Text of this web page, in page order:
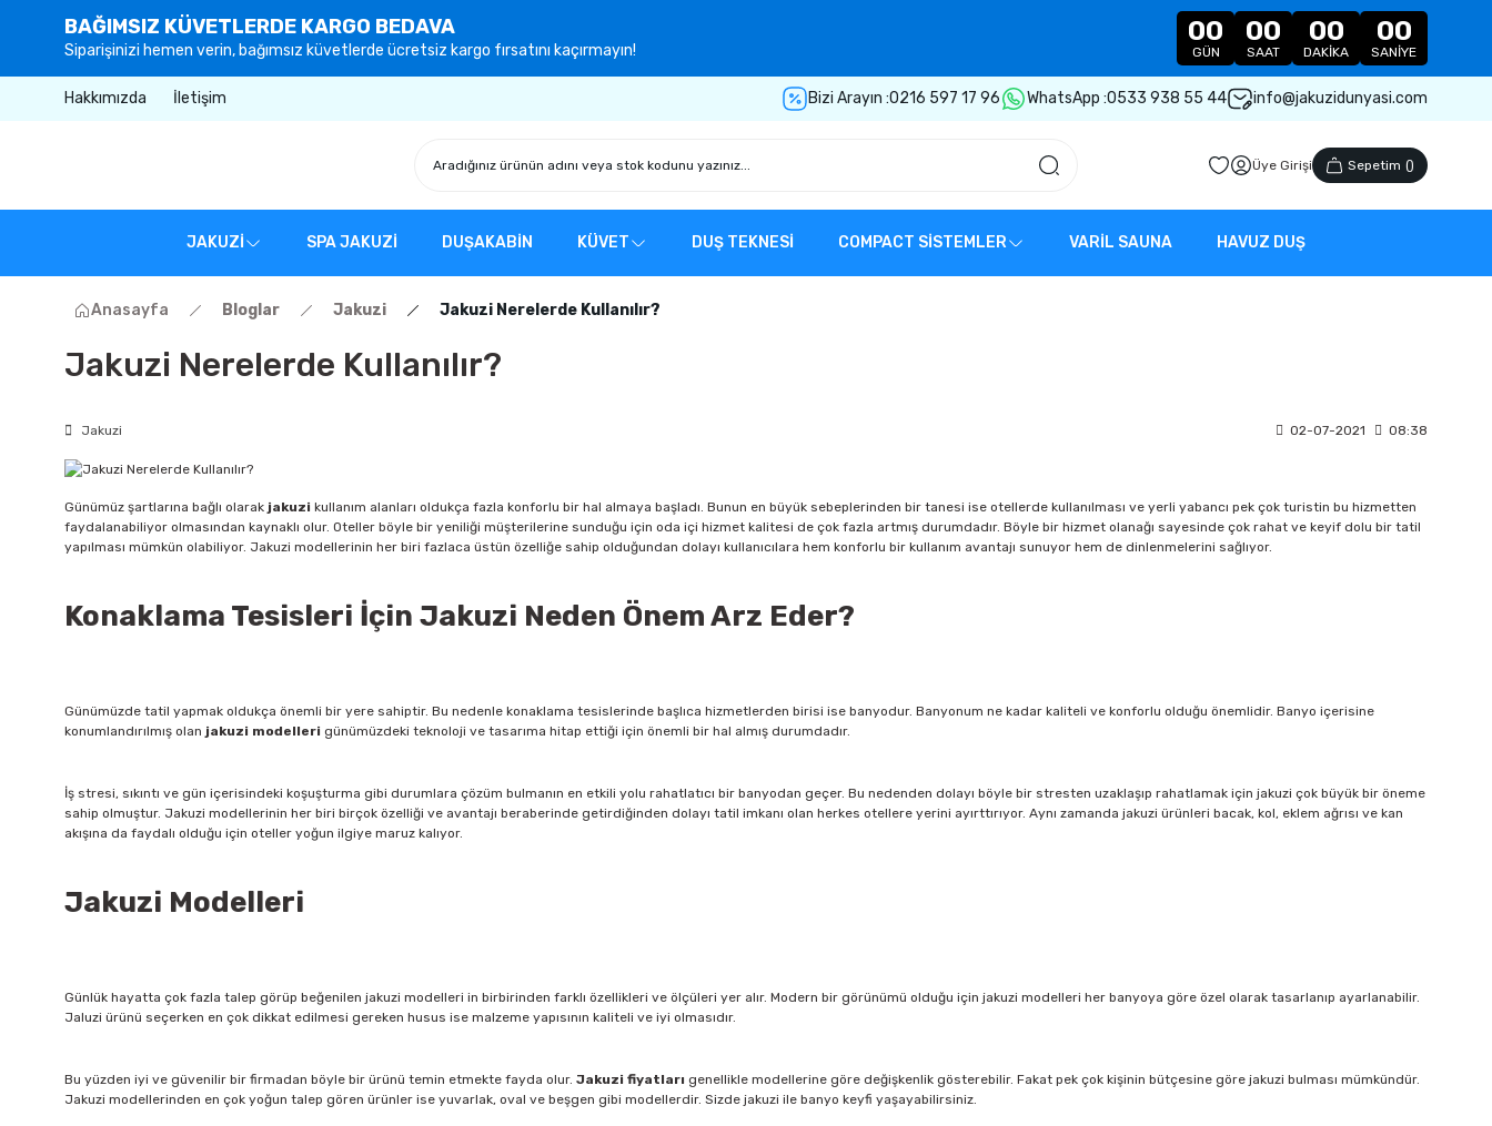
BAĞIMSIZ KÜVETLERDE KARGO BEDAVA
Siparişinizi hemen verin, bağımsız küvetlerde ücretsiz kargo fırsatını kaçırmayın!
00
GÜN
00
SAAT
00
DAKIKA
00
SANIYE
Hakkımızda İletişim Bizi Arayın :0216 597 17 96 WhatsApp :0533 938 55 44 info@jakuzidunyasi.com
Üye Girişi Sepetim ()
JAKUZİ SPA JAKUZİ DUŞAKABİN KÜVET DUŞ TEKNESİ COMPACT SİSTEMLER VARİL SAUNA HAVUZ DUŞ
Anasayfa Bloglar Jakuzi Jakuzi Nerelerde Kullanılır?
Jakuzi Nerelerde Kullanılır?
Jakuzi 02-07-2021 08:38
Günümüz şartlarına bağlı olarak jakuzi kullanım alanları oldukça fazla konforlu bir hal almaya başladı. Bunun en büyük sebeplerinden bir tanesi ise otellerde kullanılması ve yerli yabancı pek çok turistin bu hizmetten
faydalanabiliyor olmasından kaynaklı olur. Oteller böyle bir yeniliği müşterilerine sunduğu için oda içi hizmet kalitesi de çok fazla artmış durumdadır. Böyle bir hizmet olanağı sayesinde çok rahat ve keyif dolu bir tatil
yapılması mümkün olabiliyor. Jakuzi modellerinin her biri fazlaca üstün özelliğe sahip olduğundan dolayı kullanıcılara hem konforlu bir kullanım avantajı sunuyor hem de dinlenmelerini sağlıyor.
Konaklama Tesisleri İçin Jakuzi Neden Önem Arz Eder?
Günümüzde tatil yapmak oldukça önemli bir yere sahiptir. Bu nedenle konaklama tesislerinde başlıca hizmetlerden birisi ise banyodur. Banyonum ne kadar kaliteli ve konforlu olduğu önemlidir. Banyo içerisine
konumlandırılmış olan jakuzi modelleri günümüzdeki teknoloji ve tasarıma hitap ettiği için önemli bir hal almış durumdadır.
İş stresi, sıkıntı ve gün içerisindeki koşuşturma gibi durumlara çözüm bulmanın en etkili yolu rahatlatıcı bir banyodan geçer. Bu nedenden dolayı böyle bir stresten uzaklaşıp rahatlamak için jakuzi çok büyük bir öneme
sahip olmuştur. Jakuzi modellerinin her biri birçok özelliği ve avantajı beraberinde getirdiğinden dolayı tatil imkanı olan herkes otellere yerini ayırttırıyor. Aynı zamanda jakuzi ürünleri bacak, kol, eklem ağrısı ve kan
akışına da faydalı olduğu için oteller yoğun ilgiye maruz kalıyor.
Jakuzi Modelleri
Günlük hayatta çok fazla talep görüp beğenilen jakuzi modelleri in birbirinden farklı özellikleri ve ölçüleri yer alır. Modern bir görünümü olduğu için jakuzi modelleri her banyoya göre özel olarak tasarlanıp ayarlanabilir.
Jaluzi ürünü seçerken en çok dikkat edilmesi gereken husus ise malzeme yapısının kaliteli ve iyi olmasıdır.
Bu yüzden iyi ve güvenilir bir firmadan böyle bir ürünü temin etmekte fayda olur. Jakuzi fiyatları genellikle modellerine göre değişkenlik gösterebilir. Fakat pek çok kişinin bütçesine göre jakuzi bulması mümkündür.
Jakuzi modellerinden en çok yoğun talep gören ürünler ise yuvarlak, oval ve beşgen gibi modellerdir. Sizde jakuzi ile banyo keyfi yaşayabilirsiniz.